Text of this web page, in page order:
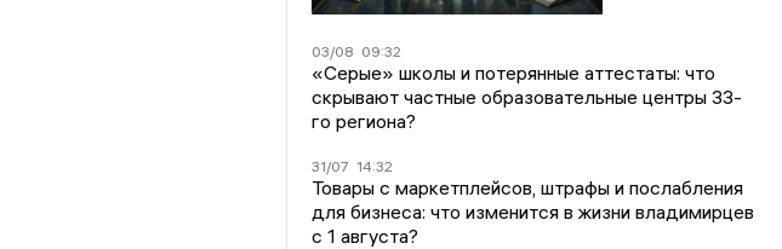
03/08 09:32
«Серые» школы и потерянные аттестаты: что
скрывают частные образовательные центры 33-
го региона?
31/07 14:32
Товары с маркетплейсов, штрафы и послабления
для бизнеса: что изменится в жизни владимирцев
с 1 августа?